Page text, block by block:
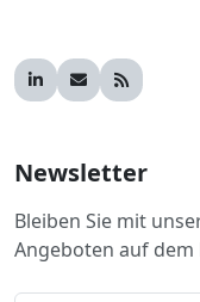
Newsletter
Bleiben Sie mit
Angeboten auf dem